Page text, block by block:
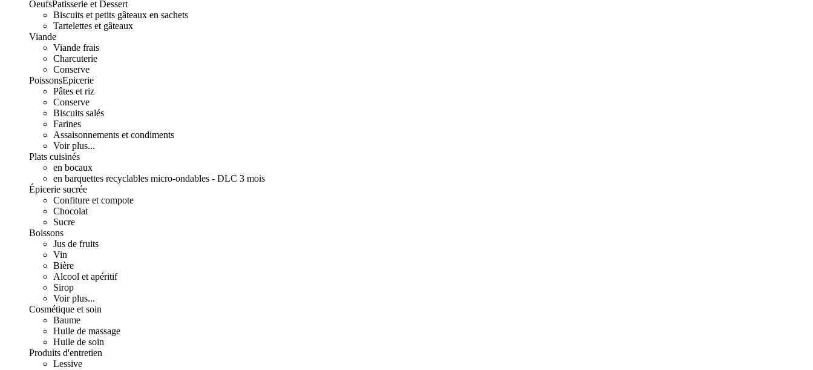
OeufsPatisserie et Dessert
Biscuits et petits gâteaux en sachets
Tartelettes et gâteaux
Viande
Viande frais
Charcuterie
Conserve
PoissonsEpicerie
Pâtes et riz
Conserve
Biscuits salés
Farines
Assaisonnements et condiments
Voir plus...
Plats cuisinés
en bocaux
en barquettes recyclables micro-ondables - DLC 3 mois
Épicerie sucrée
Confiture et compote
Chocolat
Sucre
Boissons
Jus de fruits
Vin
Bière
Alcool et apéritif
Sirop
Voir plus...
Cosmétique et soin
Baume
Huile de massage
Huile de soin
Produits d'entretien
Lessive